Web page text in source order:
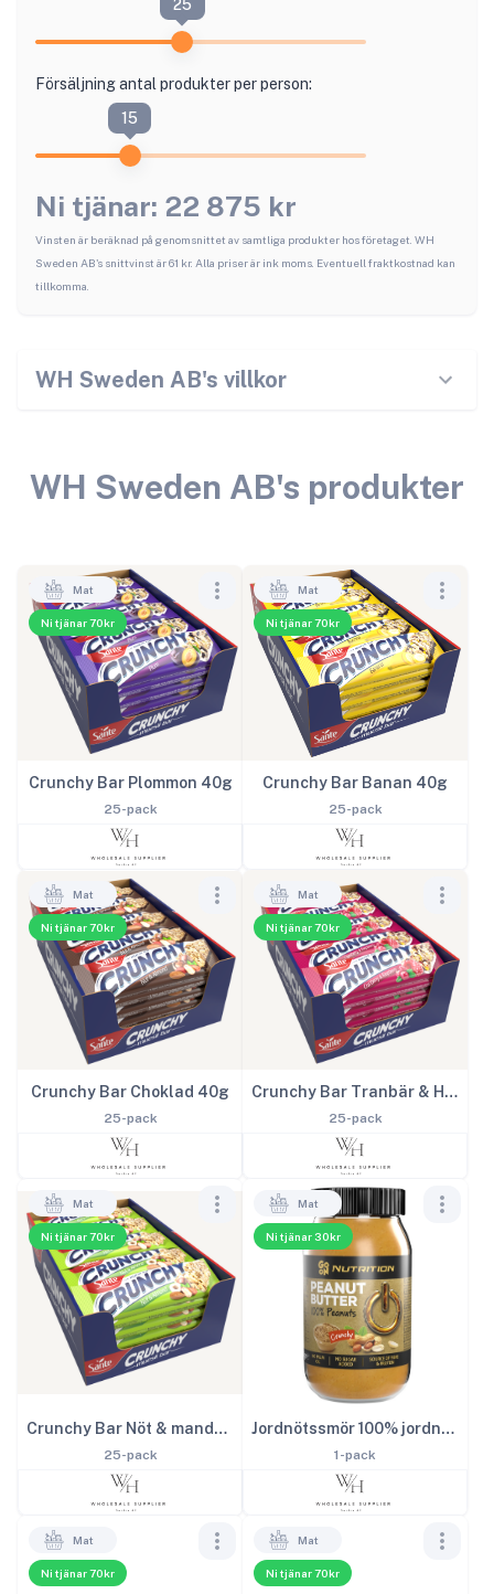
25
Försäljning antal produkter per person:
15
Ni tjänar: 22 875 kr
Vinsten är beräknad på genomsnittet av samtliga produkter hos företaget. WH
Sweden AB's snittvinst är61 kr. Alla priser är ink moms. Eventuell fraktkostnad kan
tillkomma.
WH Sweden AB's villkor
WH Sweden AB's produkter
Ni tjänar 70kr
Mat
Crunchy Bar Plommon 40g
25-pack
Ni tjänar 70kr
Mat
Crunchy Bar Banan 40g
25-pack
Ni tjänar 70kr
Mat
Crunchy Bar Choklad 40g
25-pack
Ni tjänar 70kr
Mat
Crunchy Bar Tranbär & Hallon 40g
25-pack
Ni tjänar 70kr
Mat
Crunchy Bar Nöt & mandel 40g
25-pack
Ni tjänar 30kr
Mat
Jordnötssmör 100% jordnöt 900g
1-pack
Ni tjänar 70kr
Mat
Ni tjänar 70kr
Mat